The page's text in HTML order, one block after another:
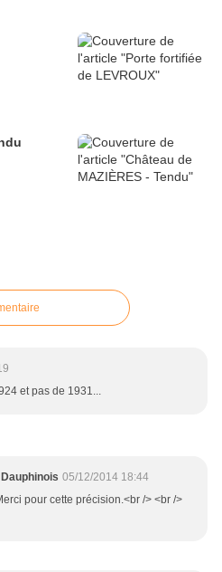
et pas de 1931...
05/12/2014 18:44
pour cette précision.<br /> <br />